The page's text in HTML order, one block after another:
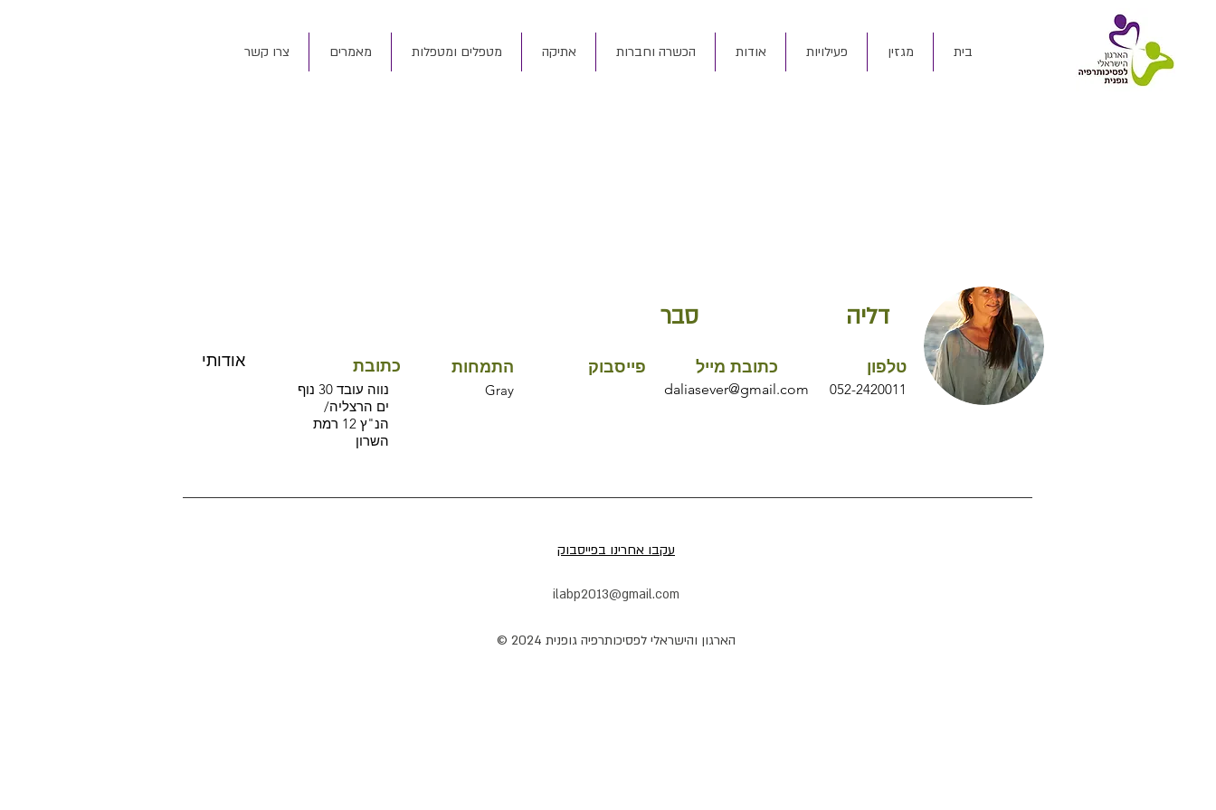
בית מגזין פעילויות אודות הכשרה וחברות אתיקה מטפלים ומטפלות מאמרים צרו קשר
סבר דליה
אודותי כתובת
נווה עובד 30 נוף
ים הרצליה/
הנ"ץ 12 רמת
השרון
התמחות
Gray
פייסבוק כתובת מייל טלפון
daliasever@gmail.com 052-2420011
עקבו אחרינו בפייסבוק
ilabp2013@gmail.com
הארגון והישראלי לפסיכותרפיה גופנית 2024 ©